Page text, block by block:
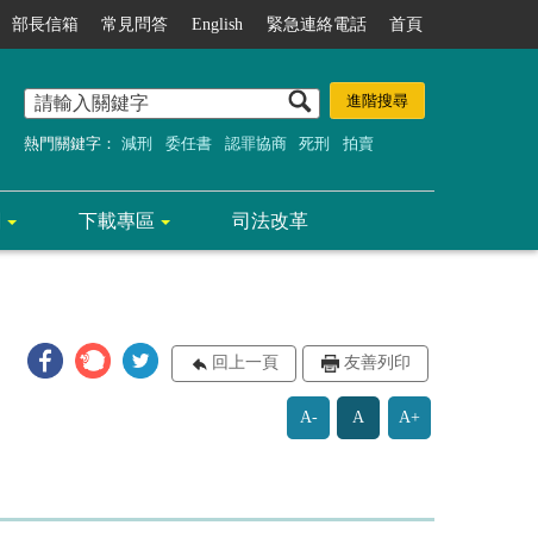
部長信箱 常見問答 English 緊急連絡電話 首頁
熱門關鍵字： 減刑 委任書 認罪協商 死刑 拍賣
下載專區 司法改革
回上一頁 友善列印
A- A A+